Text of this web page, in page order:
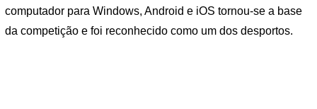
computador para Windows, Android e iOS tornou-se a base
da competição e foi reconhecido como um dos desportos.